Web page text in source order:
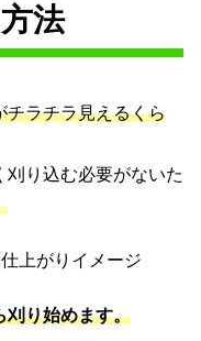
法
チラチラ見えるくら
刈り込む必要がないた
刈り始めます。